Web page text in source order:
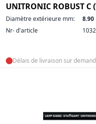
UNITRONIC ROBUST C
Diamètre extérieure mm:
8.90
Nr- d'article
Délais de livraison sur